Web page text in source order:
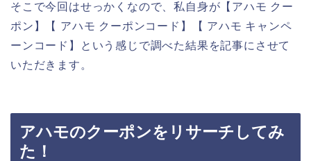
そこで今回はせっかくなので、私自身が【アハモ クー
ポン】【 アハモ クーポンコード】【 アハモ キャンペ
ーンコード】という感じで調べた結果を記事にさせて
いただきます。
アハモのクーポンをリサーチしてみ
た！